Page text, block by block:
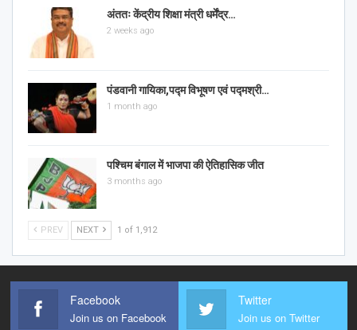
अंततः केंद्रीय शिक्षा मंत्री धर्मेंद्र…
2 weeks ago
पंडवानी गायिका,पद्म विभूषण एवं पद्मश्री…
1 month ago
पश्चिम बंगाल में भाजपा की ऐतिहासिक जीत
3 months ago
PREV NEXT 1 of 1,912
Facebook
Join us on Facebook
Twitter
Join us on Twitter